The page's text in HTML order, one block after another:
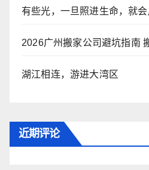
有些光，一旦照进生命，就
2026广州搬家公司避坑指南
湖江相连，游进大湾区
近期评论